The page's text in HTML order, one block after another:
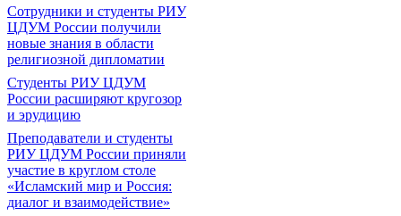
Сотрудники и студенты РИУ
ЦДУМ России получили
новые знания в области
религиозной дипломатии
Студенты РИУ ЦДУМ
России расширяют кругозор
и эрудицию
Преподаватели и студенты
РИУ ЦДУМ России приняли
участие в круглом столе
«Исламский мир и Россия:
диалог и взаимодействие»